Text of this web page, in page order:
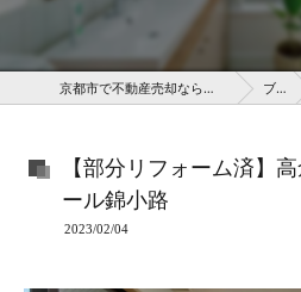
京都市で不動産売却なら株式会社京 藤十郎不動産 ブログ
【部分リフォーム済】
ール錦小路
2023/02/04